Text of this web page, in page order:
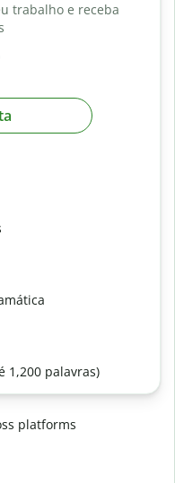
trabalho e receba
1,200 palavras)
platforms